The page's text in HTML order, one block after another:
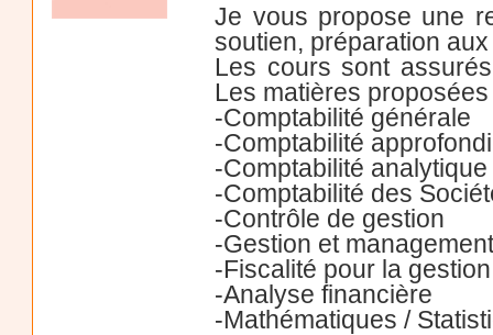
Je vous propose une
soutien, préparation
Les cours sont
Les matières
-Comptabilité générale
-Comptabilité
-Comptabilité analytique
-Comptabilité des
-Contrôle de gestion
-Gestion et
-Fiscalité pour la gestion
-Analyse financière
-Mathématiques /